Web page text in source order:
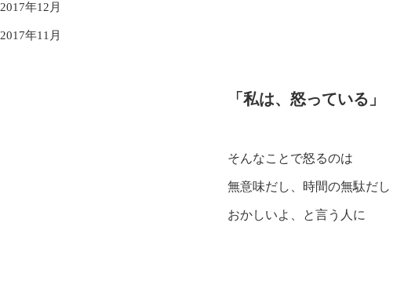
2017年12月
2017年11月
「私は、怒っている」
そんなことで怒るのは
無意味だし、時間の無駄だし
おかしいよ、と言う人に